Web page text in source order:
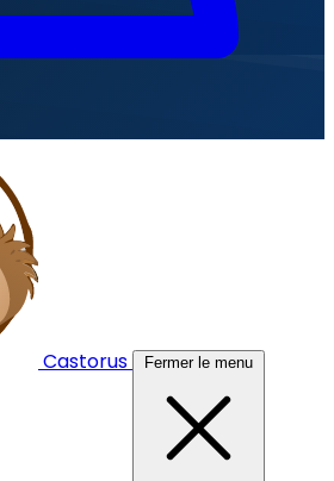
Castorus Fermer le menu